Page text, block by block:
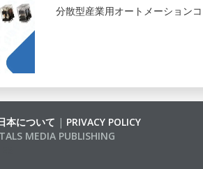
分散型産業用オートメーション
本について | PRIVACY POLICY
MEDIA PUBLISHING